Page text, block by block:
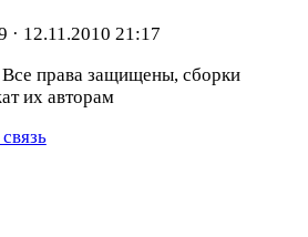
· 12.11.2010 21:17
права защищены, сборки
их авторам